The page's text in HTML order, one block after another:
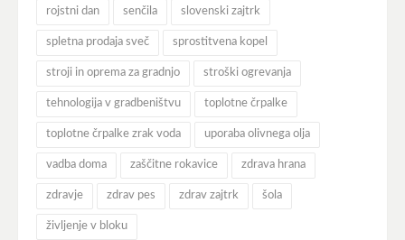
rojstni dan senčila slovenski zajtrk
spletna prodaja sveč sprostitvena kopel
stroji in oprema za gradnjo stroški ogrevanja
tehnologija v gradbeništvu toplotne črpalke
toplotne črpalke zrak voda uporaba olivnega olja
vadba doma zaščitne rokavice zdrava hrana
zdravje zdrav pes zdrav zajtrk šola
življenje v bloku